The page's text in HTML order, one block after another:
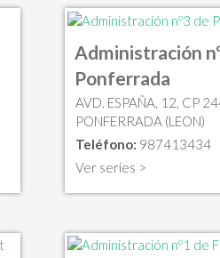
Administración
Ponferrada
AVD. ESPAÑA, 12, CP
PONFERRADA (LEON)
Teléfono: 987413434
Ver series >